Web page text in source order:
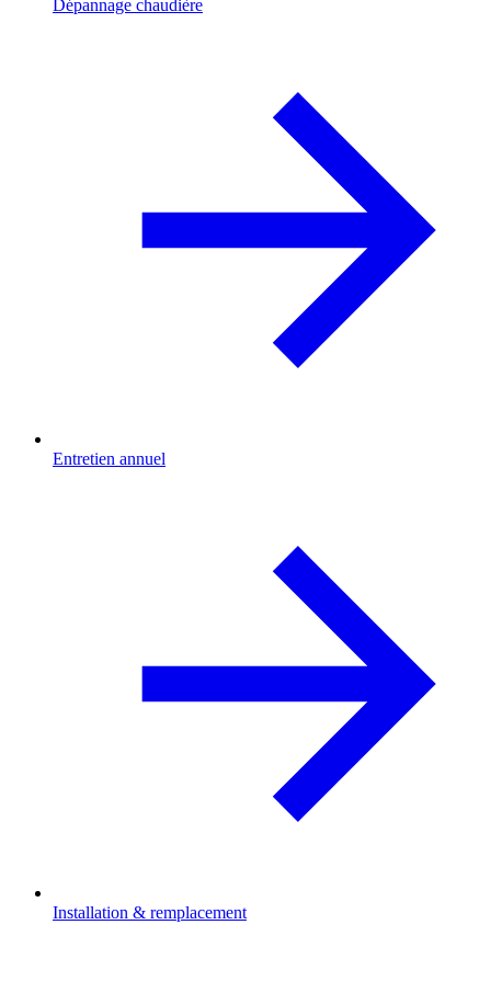
Dépannage chaudière
Entretien annuel
Installation & remplacement